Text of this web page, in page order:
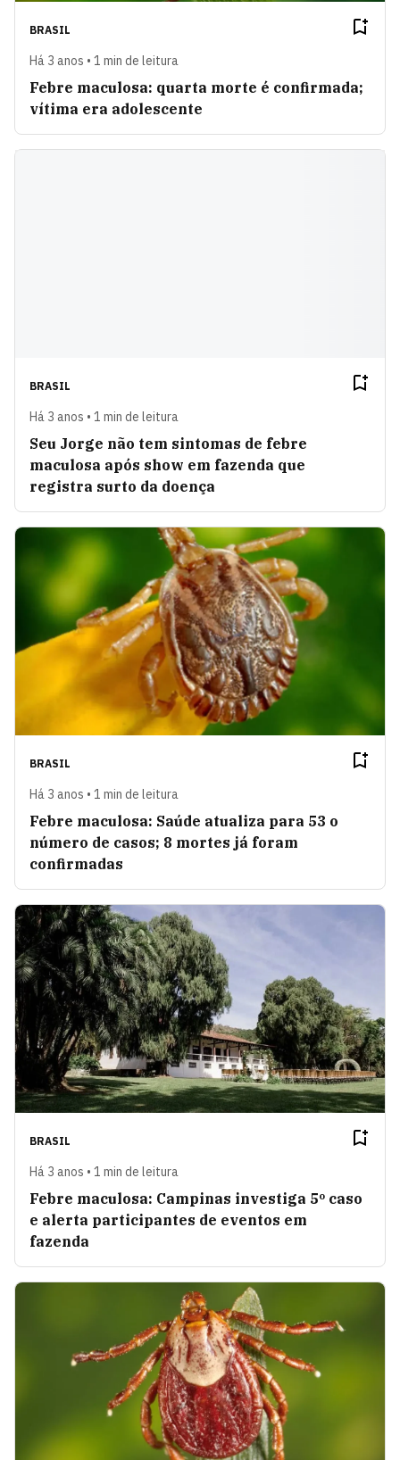
BRASIL
Há 3 anos • 1 min de leitura
Febre maculosa: quarta morte é confirmada;
vítima era adolescente
BRASIL
Há 3 anos • 1 min de leitura
Seu Jorge não tem sintomas de febre
maculosa após show em fazenda que
registra surto da doença
BRASIL
Há 3 anos • 1 min de leitura
Febre maculosa: Saúde atualiza para 53 o
número de casos; 8 mortes já foram
confirmadas
BRASIL
Há 3 anos • 1 min de leitura
Febre maculosa: Campinas investiga 5º caso
e alerta participantes de eventos em
fazenda